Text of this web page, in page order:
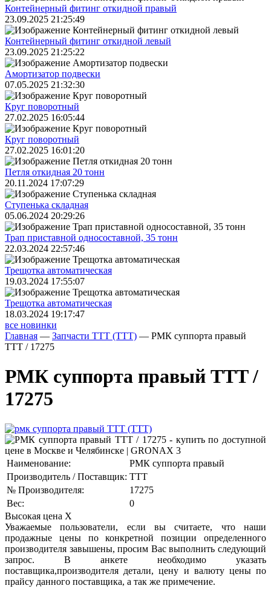
Контейнерный фитинг откидной правый
23.09.2025 21:25:49
Контейнерный фитинг откидной левый
23.09.2025 21:25:22
Амортизатор подвески
07.05.2025 21:32:30
Круг поворотный
27.02.2025 16:05:44
Круг поворотный
27.02.2025 16:01:20
Петля откидная 20 тонн
20.11.2024 17:07:29
Ступенька складная
05.06.2024 20:29:26
Трап приставной односоставной, 35 тонн
22.03.2024 22:57:46
Трещoтка автоматическая
19.03.2024 17:55:07
Трещoтка автоматическая
18.03.2024 19:17:47
все новинки
Главная — Запчасти TTT (ТТТ) — РМК суппорта правый
TTT / 17275
РМК суппорта правый TTT /
17275
Наименование:
РМК суппорта правый
Производитель / Поставщик: TTT
№ Производителя:
17275
Вес:
0
Высокая цена X
Уважаемые пользователи, если вы считаете, что наши
продажные цены по конкретной позиции определенного
производителя завышены, просим Вас выполнить следующий
запрос. В анкете необходимо указать
поставщика,производителя детали, цену и валюту цены по
прайсу данного поставщика, а так же примечение.